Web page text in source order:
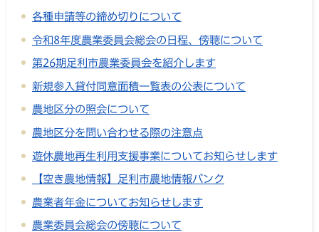
各種申請等の締め切りについて
令和8年度農業委員会総会の日程、傍聴について
第26期足利市農業委員会を紹介します
新規参入貸付同意面積一覧表の公表について
農地区分の照会について
農地区分を問い合わせる際の注意点
遊休農地再生利用支援事業についてお知らせします
【空き農地情報】足利市農地情報バンク
農業者年金についてお知らせします
農業委員会総会の傍聴について